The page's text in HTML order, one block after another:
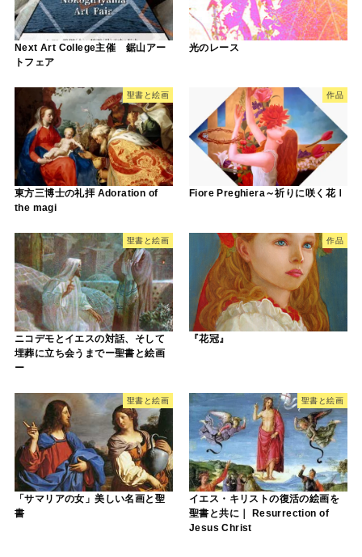
Next Art College主催 鋸山アー
トフェア
光のレース
聖書と絵画
東方三博士の礼拝 Adoration of
the magi
作品
Fiore Preghiera～祈りに咲く花Ⅰ
聖書と絵画
ニコデモとイエスの対話、そして
埋葬に立ち会うまでー聖書と絵画
ー
作品
『花冠』
聖書と絵画
「サマリアの女」美しい名画と聖
書
聖書と絵画
イエス・キリストの復活の絵画を
聖書と共に｜ Resurrection of
Jesus Christ